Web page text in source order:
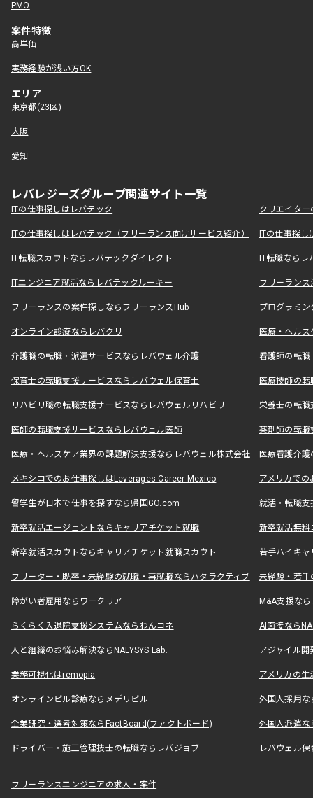
PMO
案件特徴
高単価
実務経験が浅い方OK
エリア
東京都(23区)
大阪
愛知
レバレジーズグループ関連サイト一覧
ITの仕事探しはレバテック クリエイタ
ITの仕事探しはレバテック（フリーランス向けサービス紹介） ITの仕事探
IT転職スカウトならレバテックダイレクト IT転職なら
ITエンジニア就活ならレバテックルーキー フリーラン
フリーランスの案件探しならフリーランスHub プログラミ
オンライン診療ならレバクリ 医療・ヘル
介護職の転職・派遣サービスならレバウェル介護 看護師の転
保育士の転職支援サービスならレバウェル保育士 医療技師の
リハビリ職の転職支援サービスならレバウェルリハビリ 栄養士の転
医師の転職支援サービスならレバウェル医師 薬剤師の転
医療・ヘルスケア業界の課題解決支援ならレバウェル株式会社 医療看護介
メキシコでのお仕事探しはLeverages Career Mexico アメリカで
留学生が日本で仕事を探すなら帰国GO.com 就活・転職
新卒就活エージェントならキャリアチケット就職 新卒就活無料
新卒就活スカウトならキャリアチケット就職スカウト 若手ハイキ
フリーター・既卒・未経験の就職・再就職ならハタラクティブ 未経験・若手
障がい者雇用ならワークリア M&A支援な
らくらく入退院支援システムならわんコネ AI面接なら
人と組織のお悩み解決ならNALYSYS Lab. アジャイル
業務可視化はremopia アメリカの
オンラインピル診療ならメデリピル 外国人採用
企業研究・選考対策ならFactBoard(ファクトボード) 外国人派遣な
ドライバー・施工管理技士の転職ならレバジョブ レバウェル
フリーランスエンジニアの求人・案件